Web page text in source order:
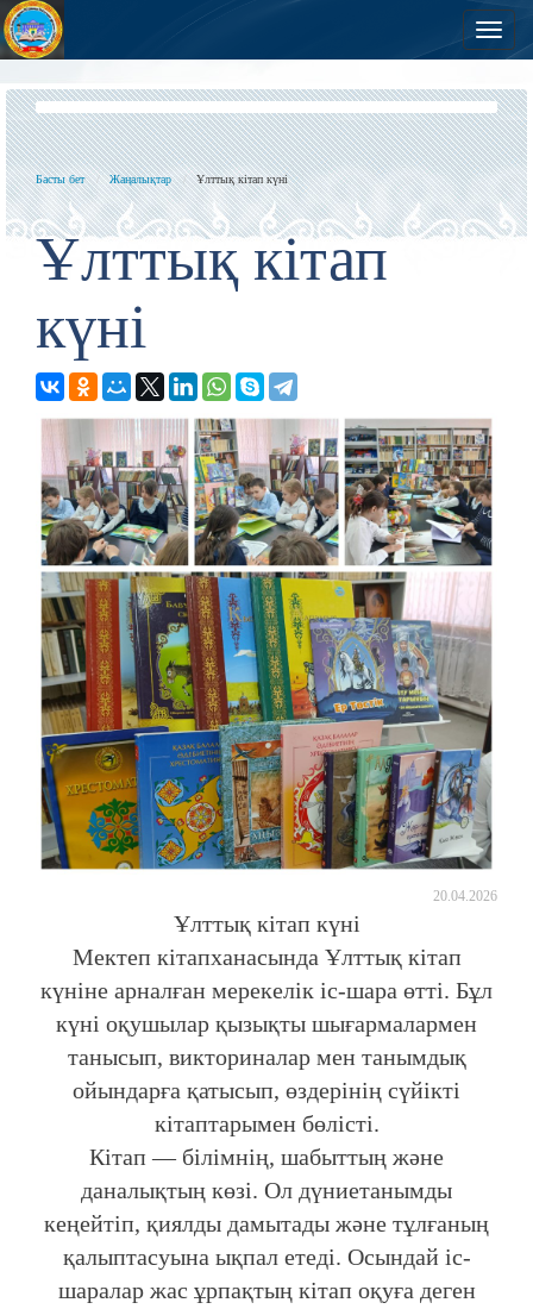
Басты бет Жаңалықтар Ұлттық кітап күні
Ұлттық кітап
күні
20.04.2026
Ұлттық кітап күні
Мектеп кітапханасында Ұлттық кітап
күніне арналған мерекелік іс-шара өтті. Бұл
күні оқушылар қызықты шығармалармен
танысып, викториналар мен танымдық
ойындарға қатысып, өздерінің сүйікті
кітаптарымен бөлісті.
Кітап — білімнің, шабыттың және
даналықтың көзі. Ол дүниетанымды
кеңейтіп, қиялды дамытады және тұлғаның
қалыптасуына ықпал етеді. Осындай іс-
шаралар жас ұрпақтың кітап оқуға деген